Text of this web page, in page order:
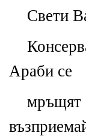
Свети
Араби се
мръщят